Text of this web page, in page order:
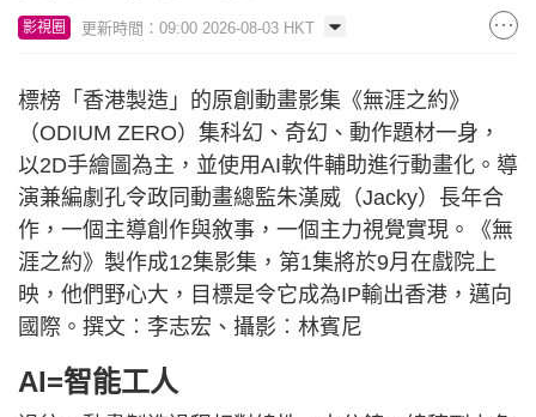
影視圈 更新時間：09:00 2026-08-03 HKT
標榜「香港製造」的原創動畫影集《無涯之約》
（ODIUM ZERO）集科幻、奇幻、動作題材一身，
以2D手繪圖為主，並使用AI軟件輔助進行動畫化。導
演兼編劇孔令政同動畫總監朱漢威（Jacky）長年合
作，一個主導創作與敘事，一個主力視覺實現。《無
涯之約》製作成12集影集，第1集將於9月在戲院上
映，他們野心大，目標是令它成為IP輸出香港，邁向
國際。撰文︰李志宏、攝影︰林賓尼
AI=智能工人